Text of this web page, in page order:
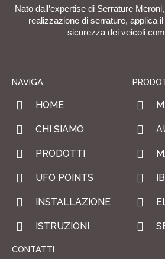
Nato dall’expertise di Serrature
realizzazione di serrature, applica
sicurezza dei veicoli
NAVIGA
HOME
CHI SIAMO
PRODOTTI
UFO POINTS
INSTALLAZIONE
ISTRUZIONI
CONTATTI